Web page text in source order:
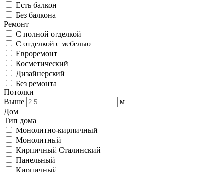
Есть балкон
Без балкона
Ремонт
С полной отделкой
С отделкой с мебелью
Евроремонт
Косметический
Дизайнерский
Без ремонта
Потолки
Выше
м
Дом
Тип дома
Монолитно-кирпичный
Монолитный
Кирпичный Сталинский
Панельный
Кирпичный